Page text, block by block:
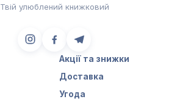
Твій улюблений книжковий
Акції та знижки
Доставка
Угода